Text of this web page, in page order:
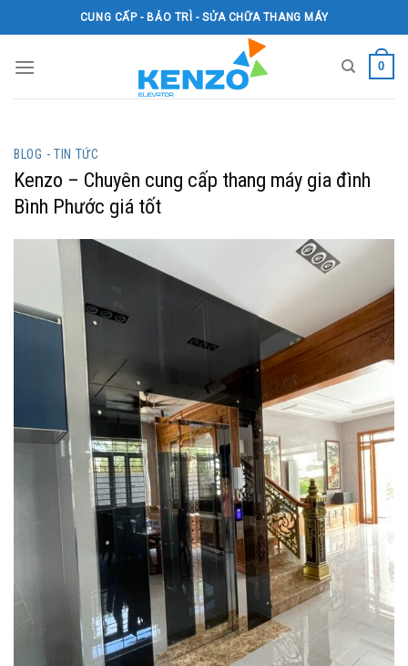
to
CUNG CẤP - BẢO TRÌ - SỬA CHỮA THANG MÁY
0
BLOG - TIN TỨC
Kenzo – Chuyên cung cấp thang máy gia đình
Bình Phước giá tốt